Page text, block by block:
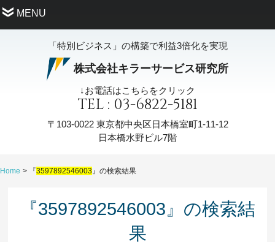
MENU
「特別ビジネス」の構築で利益3倍化を実現
株式会社キラーサービス研究所
↓お電話はこちらをクリック
TEL : 03-6822-5181
〒103-0022東京都中央区日本橋室町1-11-12
日本橋水野ビル7階
Home 『3597892546003』の検索結果
『3597892546003』の検索結
果